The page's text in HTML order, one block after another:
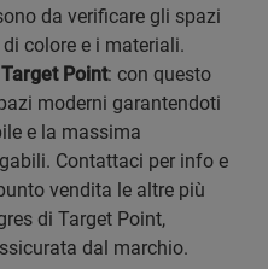
da verificare gli spazi
colore e i materiali.
Point: con questo
moderni garantendoti
e la massima
Contattaci per info e
vendita le altre più
di Target Point,
dal marchio.